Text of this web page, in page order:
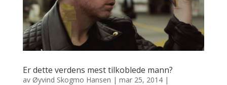
Er dette verdens mest tilkoblede mann?
av Øyvind Skogmo Hansen | mar 25, 2014|